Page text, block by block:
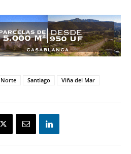
Norte Santiago Viña del Mar